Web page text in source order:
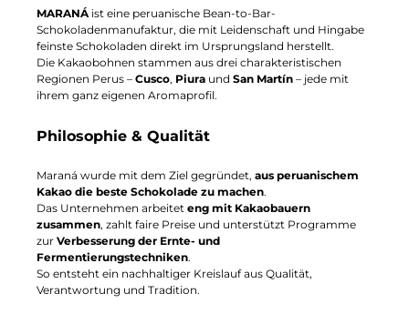
MARANÁist eine peruanische Bean-to-Bar-
Schokoladenmanufaktur, die mit Leidenschaft und Hingabe
feinste Schokoladen direkt im Ursprungsland herstellt.
Die Kakaobohnen stammen aus drei charakteristischen
Regionen Perus – Cusco, Piura und San Martín – jede mit
ihrem ganz eigenen Aromaprofil.
Philosophie & Qualität
Maraná wurde mit dem Ziel gegründet, aus peruanischem
Kakao die beste Schokolade zu machen.
Das Unternehmen arbeitet eng mit Kakaobauern
zusammen, zahlt faire Preise und unterstützt Programme
zur Verbesserung der Ernte- und
Fermentierungstechniken.
So entsteht ein nachhaltiger Kreislauf aus Qualität,
Verantwortung und Tradition.